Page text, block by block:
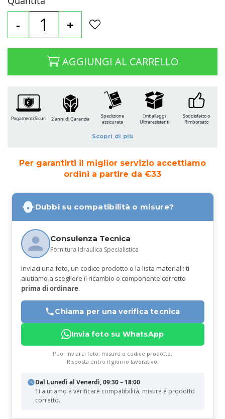
- +
AGGIUNGI AL CARRELLO
Per garantirti il miglior servizio accettiamo
ordini a partire da €33
Dubbi su compatibilità o misure?
Consulenza Tecnica
Fornitura Idraulica Specialistica
Inviaci una foto, un codice prodotto o la lista materiali: ti
aiutiamo a scegliere il ricambio o componente corretto
prima di ordinare.
Chiama per una verifica tecnica
Invia foto su WhatsApp
Puoi inviarci foto, misure o codice prodotto.
Risposta entro il giorno lavorativo.
Dal Lunedì al Venerdì, 09:30 – 18:00
Ti aiutiamo a verificare compatibilità, misure e prodotto
corretto.
Pagamenti Sicuri 2 anni di Garanzia
Spedizione
assicurata
Imballaggi
Ultraresistenti
Soddisfatto o
Rimborsato
Scopri di più